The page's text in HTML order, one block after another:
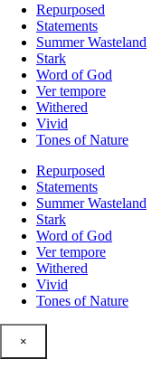
Repurposed
Statements
Summer Wasteland
Stark
Word of God
Ver tempore
Withered
Vivid
Tones of Nature
Repurposed
Statements
Summer Wasteland
Stark
Word of God
Ver tempore
Withered
Vivid
Tones of Nature
×